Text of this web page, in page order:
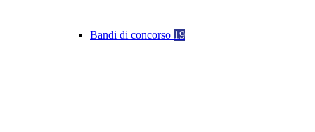
Bandi di concorso 19